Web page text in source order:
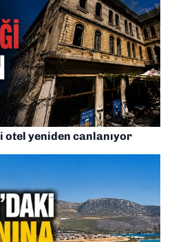
yeniden canlanıyor